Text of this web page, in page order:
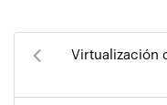
Virtualización